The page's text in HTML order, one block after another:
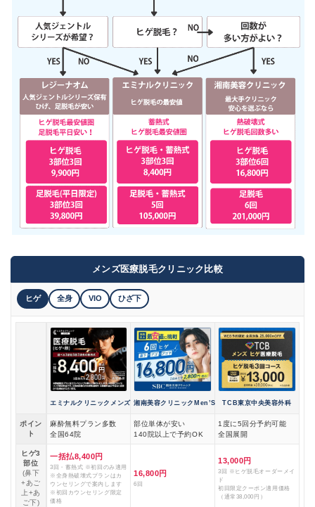
メンズ医療脱毛クリニック比較
ヒゲ 全身 VIO ひざ下
エミナルクリニックメンズ 湘南美容クリニックMen’S TCB東京中央美容外科
ポイン
ト
麻酔無料プラン多数
全国64院
部位単体が安い
140院以上で予約OK
1度に5回分予約可能
全国展開
ヒゲ3
部位
(鼻下
+あご
上+あ
ご下)
一括払8,400円
3回・蓄熱式 ※初回のみ適用
※全身熱破壊式プランはカ
ウンセリングで案内します
※初回カウンセリング限定
価格
16,800円
6回
13,000円
3回 ※ヒゲ脱毛オーダーメイ
ド
初回限定クーポン適用価格
（通常38,000円）